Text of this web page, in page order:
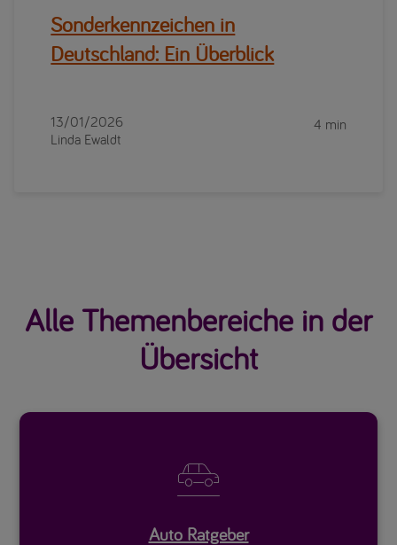
Sonderkennzeichen in
Deutschland: Ein Überblick
13/01/2026
Linda Ewaldt
4 min
Alle Themenbereiche in der
Übersicht

Auto Ratgeber